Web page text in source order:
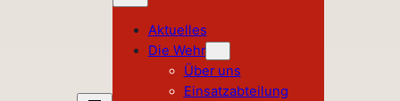
Aktuelles
Die Wehr
Über uns
Einsatzabteilung